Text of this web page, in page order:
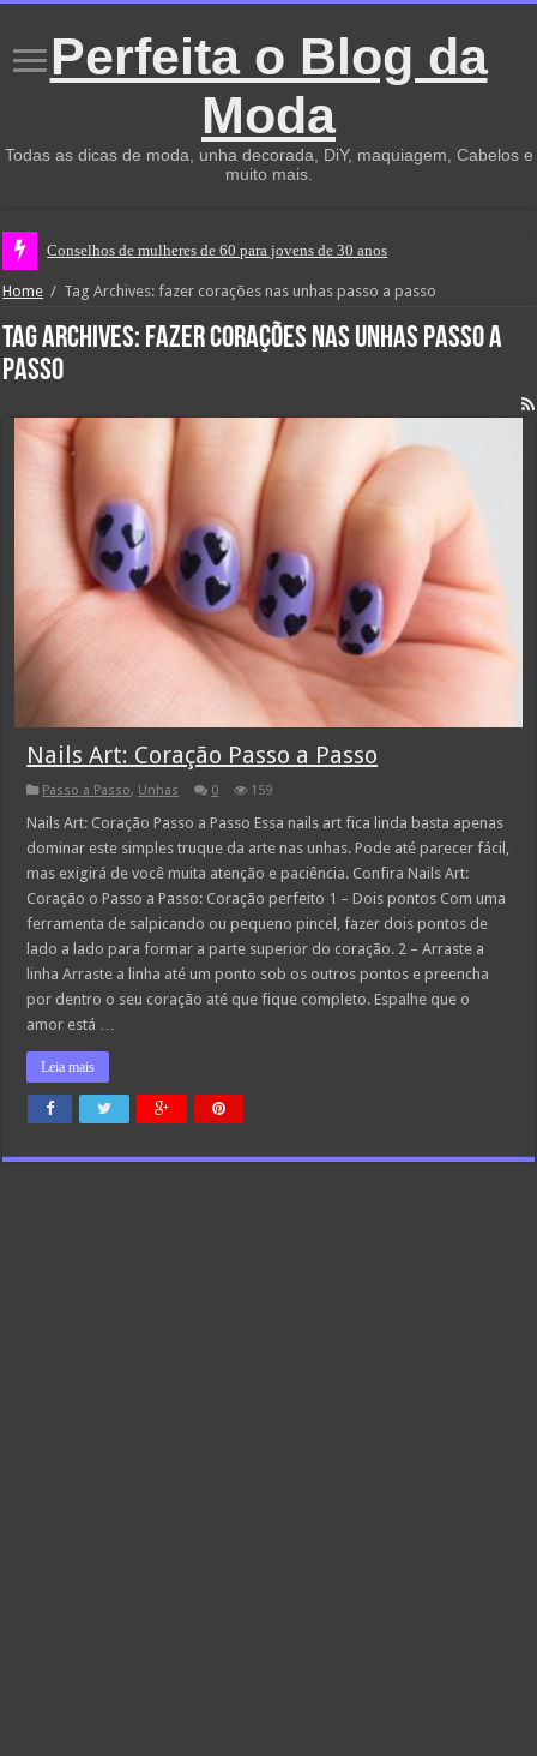
Perfeita o Blog da
Moda
Todas as dicas de moda, unha decorada, DiY, maquiagem, Cabelos e
muito mais.
Conselhos de mulheres de 60 para jovens de 30 anos
Home / Tag Archives: fazer corações nas unhas passo a passo
Tag Archives: fazer corações nas unhas passo a
passo
Nails Art: Coração Passo a Passo
Passo a Passo, Unhas 0 159
Nails Art: Coração Passo a Passo Essa nails art fica linda basta apenas
dominar este simples truque da arte nas unhas. Pode até parecer fácil,
mas exigirá de você muita atenção e paciência. Confira Nails Art:
Coração o Passo a Passo: Coração perfeito 1 – Dois pontos Com uma
ferramenta de salpicando ou pequeno pincel, fazer dois pontos de
lado a lado para formar a parte superior do coração. 2 – Arraste a
linha Arraste a linha até um ponto sob os outros pontos e preencha
por dentro o seu coração até que fique completo. Espalhe que o
amor está …
Leia mais